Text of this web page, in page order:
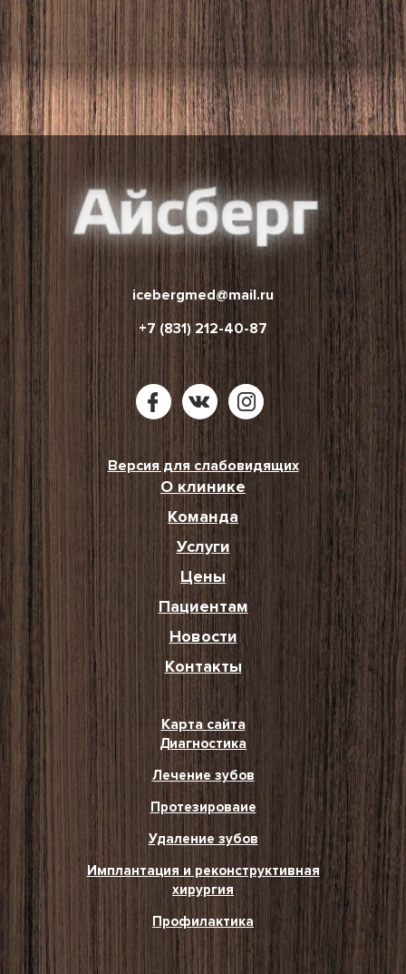
icebergmed@mail.ru
+7 (831) 212-40-87
Версия для слабовидящих
О клинике
Команда
Услуги
Цены
Пациентам
Новости
Контакты
Карта сайта
Диагностика
Лечение зубов
Протезироваие
Удаление зубов
Имплантация и реконструктивная
хирургия
Профилактика